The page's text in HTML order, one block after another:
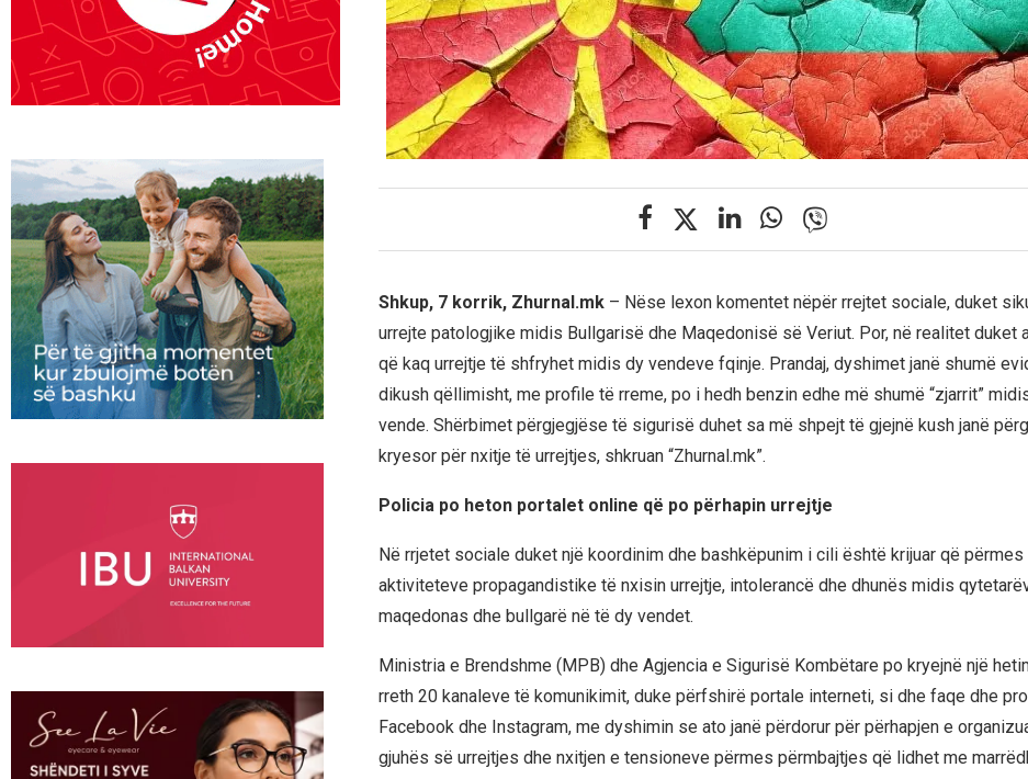
Shkup, 7 korrik, Zhurnal.mk– Nëse lexon komentet nëpër rrejtet sociale, duket
urrejte patologjike midis Bullgarisë dhe Maqedonisë së Veriut. Por, në realitet duket
që kaq urrejtje të shfryhet midis dy vendeve fqinje. Prandaj, dyshimet janë shumë
dikush qëllimisht, me profile të rreme, po i hedh benzin edhe më shumë “zjarrit”
vende. Shërbimet përgjegjëse të sigurisë duhet sa më shpejt të gjejnë kush janë
kryesor për nxitje të urrejtjes, shkruan “Zhurnal.mk”.
Policia po heton portalet online që po përhapin urrejtje
Në rrjetet sociale duket një koordinim dhe bashkëpunim i cili është krijuar që përmes
aktiviteteve propagandistike të nxisin urrejtje, intolerancë dhe dhunës midis
maqedonas dhe bullgarë në të dy vendet.
Ministria e Brendshme (MPB) dhe Agjencia e Sigurisë Kombëtare po kryejnë një
rreth 20 kanaleve të komunikimit, duke përfshirë portale interneti, si dhe faqe dhe
Facebook dhe Instagram, me dyshimin se ato janë përdorur për përhapjen e
gjuhës së urrejtjes dhe nxitjen e tensioneve përmes përmbajtjes që lidhet me